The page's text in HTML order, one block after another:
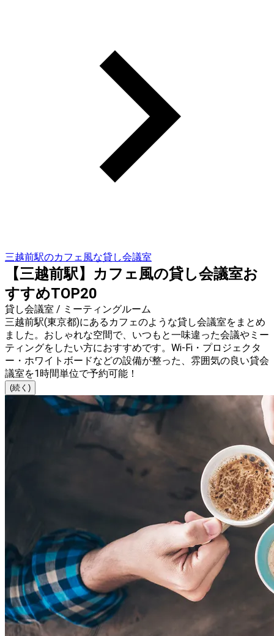
三越前駅のカフェ風な貸し会議室
【三越前駅】カフェ風の貸し会議室お
すすめTOP20
貸し会議室 / ミーティングルーム
三越前駅(東京都)にあるカフェのような貸し会議室をまとめ
ました。おしゃれな空間で、いつもと一味違った会議やミー
ティングをしたい方におすすめです。Wi-Fi・プロジェクタ
ー・ホワイトボードなどの設備が整った、雰囲気の良い貸会
議室を1時間単位で予約可能！
(続く)